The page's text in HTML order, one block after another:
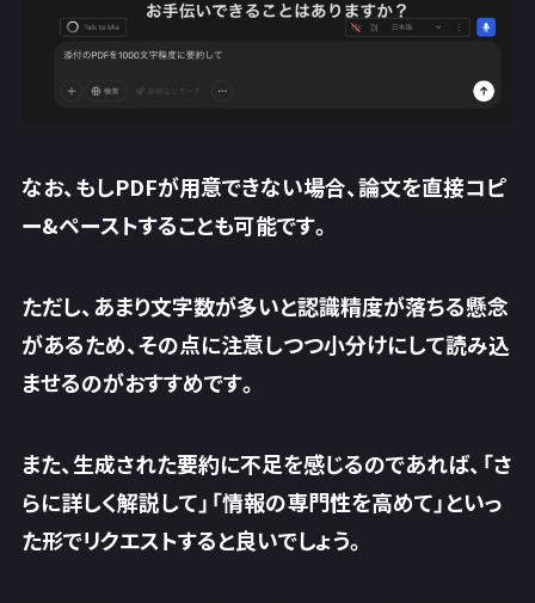
なお、もしPDFが用意できない場合、論文を直接コピ
ー&ペーストすることも可能です。
ただし、あまり文字数が多いと認識精度が落ちる懸念
があるため、その点に注意しつつ小分けにして読み込
ませるのがおすすめです。
また、生成された要約に不足を感じるのであれば、「さ
らに詳しく解説して」「情報の専門性を高めて」といっ
た形でリクエストすると良いでしょう。